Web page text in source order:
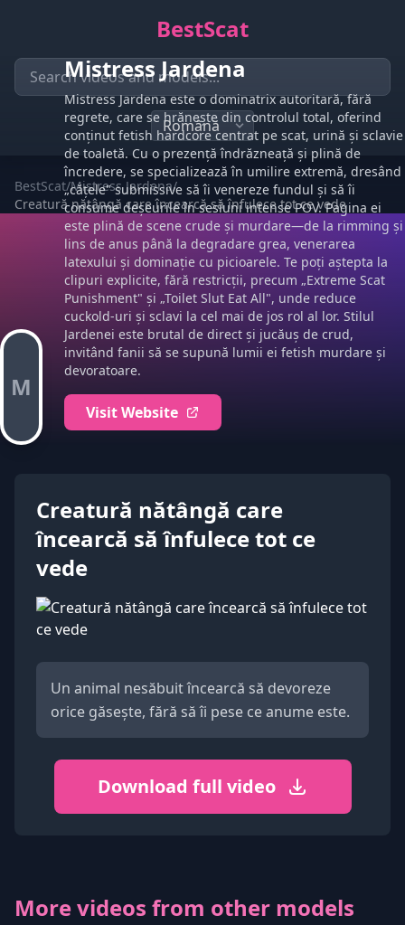
BestScat
BestScat/Mistress Jardena/
Creatură nătângă care încearcă să înfulece tot ce vede
M
Mistress Jardena
Mistress Jardena este o dominatrix autoritară, fără
regrete, care se hrănește din controlul total, oferind
conținut fetish hardcore centrat pe scat, urină și sclavie
de toaletă. Cu o prezență îndrăzneață și plină de
încredere, se specializează în umilire extremă, dresând
„cățele" submissive să îi venereze fundul și să îi
consume deșeurile în sesiuni intense POV. Pagina ei
este plină de scene crude și murdare—de la rimming și
lins de anus până la degradare grea, venerarea
latexului și dominație cu picioarele. Te poți aștepta la
clipuri explicite, fără restricții, precum „Extreme Scat
Punishment" și „Toilet Slut Eat All", unde reduce
cuckold-uri și sclavi la cel mai de jos rol al lor. Stilul
Jardenei este brutal de direct și jucăuș de crud,
invitând fanii să se supună lumii ei fetish murdare și
devoratoare.
Visit Website
Creatură nătângă care
încearcă să înfulece tot ce
vede
Un animal nesăbuit încearcă să devoreze
orice găsește, fără să îi pese ce anume este.
Download full video
More videos from other models